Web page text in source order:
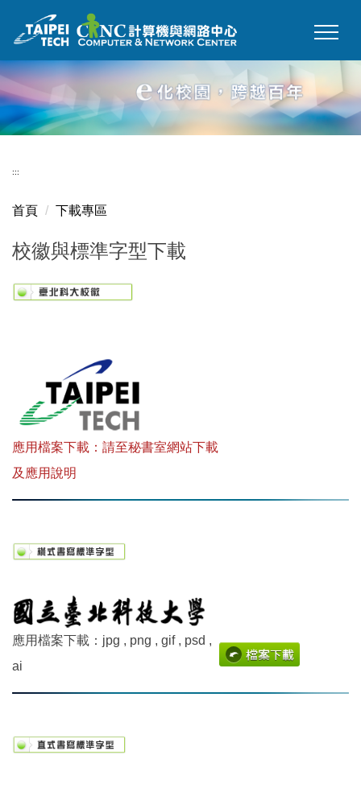
到
要
內
容
區
:::
首頁 下載專區
校徽與標準字型下載
應用檔案下載： 請至秘書室網站下載
及應用說明
應用檔案下載：jpg , png , gif , psd ,
ai